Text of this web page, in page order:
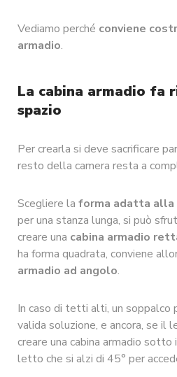
Vediamo perché conviene
armadio.
La cabina armadio fa
spazio
Per crearla si deve sacrificare
resto della camera resta a
Scegliere la forma adatta alla
per una stanza lunga, si può
creare una cabina armadio
ha forma quadrata, conviene
armadio ad angolo.
In caso di tetti alti, un soppalco
valida soluzione, e ancora, se il
creare una cabina armadio
letto che si alzi di 45° per